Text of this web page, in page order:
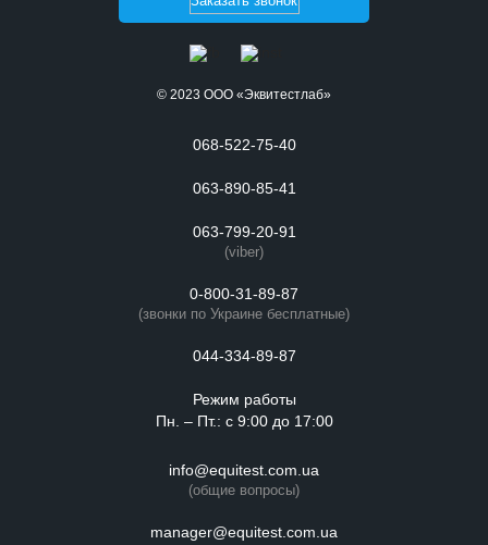
© 2023 ООО «Эквитестлаб»
068-522-75-40
063-890-85-41
063-799-20-91
(viber)
0-800-31-89-87
(звонки по Украине бесплатные)
044-334-89-87
Режим работы
Пн. – Пт.: с 9:00 до 17:00
info@equitest.com.ua
(общие вопросы)
manager@equitest.com.ua